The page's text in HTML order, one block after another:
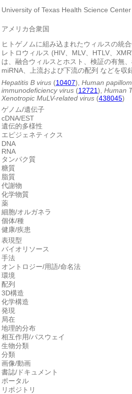
University of Texas Health Science
アメリカ合衆国
ヒトゲノムに組み込まれたウィルスの統
レトロウィルス (HIV、MLV、HTLV、
は、融合ウィルスとホスト、検証の有無
miRNA、上流および下流の配列 などを収
Hepatitis B virus (10407), Human
immunodeficiency virus (12721), Human
Xenotropic MuLV-related virus (438045)
ゲノム/遺伝子
cDNA/EST
遺伝的多様性
エピジェネティクス
DNA
RNA
タンパク質
糖質
脂質
代謝物
化学物質
薬
細胞/オルガネラ
個体/種
健康/疾患
表現型
バイオリソース
手法
オントロジー/用語/命名法
環境
配列
3D構造
化学構造
発現
局在
地理的分布
相互作用/パスウェイ
生物分類
分類
画像/動画
書誌/ドキュメント
ポータル
リポジトリ